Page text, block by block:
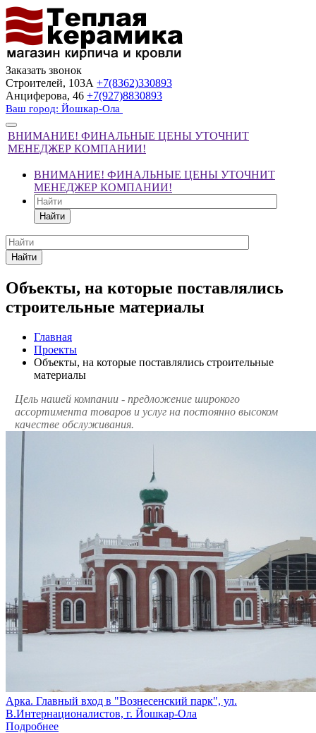
Заказать звонок
Строителей, 103А +7(8362)330893
Анциферова, 46 +7(927)8830893
Ваш город: Йошкар-Ола
ВНИМАНИЕ! ФИНАЛЬНЫЕ ЦЕНЫ УТОЧНИТ
МЕНЕДЖЕР КОМПАНИИ!
ВНИМАНИЕ! ФИНАЛЬНЫЕ ЦЕНЫ УТОЧНИТ
МЕНЕДЖЕР КОМПАНИИ!
Найти
Найти
Объекты, на которые поставлялись
строительные материалы
Главная
Проекты
Объекты, на которые поставлялись строительные
материалы
Цель нашей компании - предложение широкого
ассортимента товаров и услуг на постоянно высоком
качестве обслуживания.
Арка. Главный вход в "Вознесенский парк", ул.
В.Интернационалистов, г. Йошкар-Ола
Подробнее